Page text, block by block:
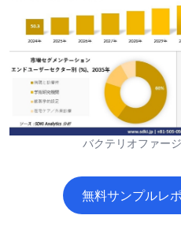
バクテリオファー
無料サンプルレ